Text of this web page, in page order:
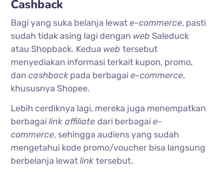
Cashback
Bagi yang suka belanja lewat e-commerce, pasti
sudah tidak asing lagi dengan web Saleduck
atau Shopback. Kedua webtersebut
menyediakan informasi terkait kupon, promo,
dancashback pada berbagai e-commerce,
khususnya Shopee.
Lebih cerdiknya lagi, mereka juga menempatkan
berbagailink affiliate dari berbagai e-
commerce, sehingga audiens yang sudah
mengetahui kode promo/voucher bisa langsung
berbelanja lewatlinktersebut.